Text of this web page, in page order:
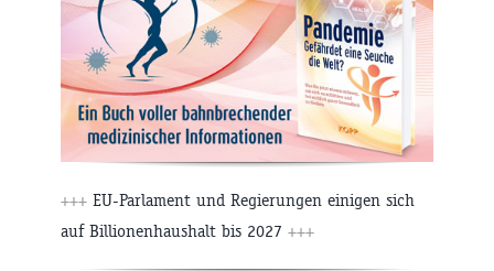
+++ EU-Parlament und Regierungen einigen sich
auf Billionenhaushalt bis 2027 +++